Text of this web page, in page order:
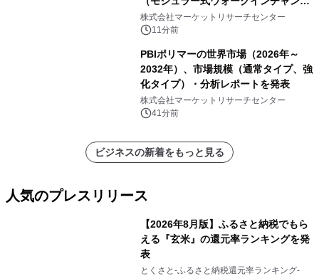
ー、溶接式ウォークインチャンバ
ー）・分析レポートを発表
株式会社マーケットリサーチセンター
11分前
PBIポリマーの世界市場（2026年～
2032年）、市場規模（通常タイプ、強
化タイプ）・分析レポートを発表
株式会社マーケットリサーチセンター
41分前
ビジネスの新着をもっと見る
人気のプレスリリース
【2026年8月版】ふるさと納税でもら
える『玄米』の還元率ランキングを発
表
とくさと-ふるさと納税還元率ランキング-